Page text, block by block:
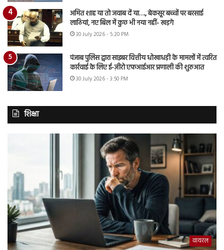
अमित शाह या तो जवाब दें या…., बेकसूर बच्चों पर बरसाई
लाठियां, नए बिल में कुछ भी नया नहीं- खड़गे
30 July 2026 - 5:20 PM
पंजाब पुलिस द्वारा साइबर वित्तीय धोखाधड़ी के मामलों में त्वरित
कार्रवाई के लिए ई-ज़ीरो एफआईआर प्रणाली की शुरुआत
30 July 2026 - 3:50 PM
शिक्षा
वायरल